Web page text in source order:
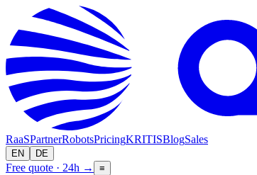
RaaSPartnerRobotsPricingKRITISBlogSales
EN DE
Free quote · 24h → ≡